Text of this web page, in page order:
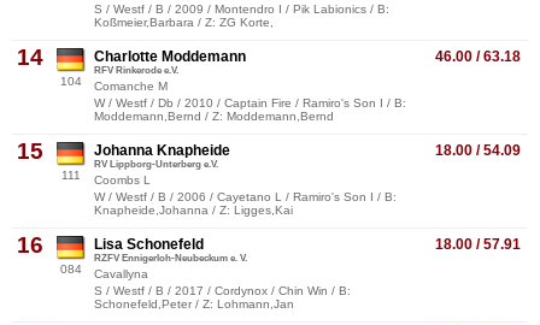
S / Westf / B / 2009 / Montendro I / Pik Labionics / B:
Koßmeier,Barbara / Z: ZG Korte,
14
104
46.00 / 63.18
Charlotte Moddemann
RFV Rinkerode e.V.
Comanche M
W / Westf / Db / 2010 / Captain Fire / Ramiro's Son I / B:
Moddemann,Bernd / Z: Moddemann,Bernd
15
111
18.00 / 54.09
Johanna Knapheide
RV Lippborg-Unterberg e.V.
Coombs L
W / Westf / B / 2006 / Cayetano L / Ramiro's Son I / B:
Knapheide,Johanna / Z: Ligges,Kai
16
084
18.00 / 57.91
Lisa Schonefeld
RZFV Ennigerloh-Neubeckum e. V.
Cavallyna
S / Westf / B / 2017 / Cordynox / Chin Win / B:
Schonefeld,Peter / Z: Lohmann,Jan